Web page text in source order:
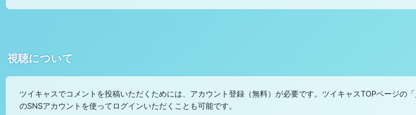
視聴について
ツイキャスでコメントを投稿いただくためには、アカウント登録（無料）が必要です。ツイキャスTOPページの「
のSNSアカウントを使ってログインいただくことも可能です。